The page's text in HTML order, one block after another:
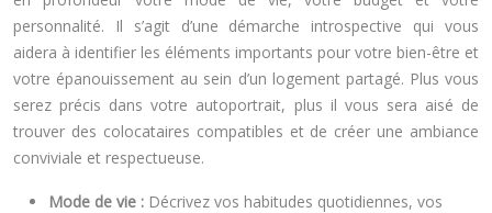
personnalité. Il s’agit d’une démarche introspective qui vous
aidera à identifier les éléments importants pour votre bien-être et
votre épanouissement au sein d’un logement partagé. Plus vous
serez précis dans votre autoportrait, plus il vous sera aisé de
trouver des colocataires compatibles et de créer une ambiance
conviviale et respectueuse.
Mode de vie : Décrivez vos habitudes quotidiennes, vos